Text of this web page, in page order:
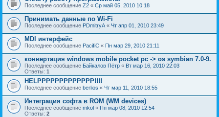
Последнее сообщение Z2 « Ср май 05, 2010 10:18
Принимать данные по Wi-Fi
Последнее сообщение PDmitryA « Чт апр 01, 2010 23:49
MDI интерфейс
Последнее сообщение PacifiC « Пн мар 29, 2010 21:11
конвертация windows mobile pocket pc -> os symbian 7.0-9.
Последнее сообщение Байкалов Пётр « Вт мар 16, 2010 22:03
Ответы: 1
HELPPPPPPPPPPPPP!!!!
Последнее сообщение berlios « Чт мар 11, 2010 18:55
Интеграция софта в ROM (WM devices)
Последнее сообщение mkol « Пн мар 08, 2010 12:54
Ответы: 2